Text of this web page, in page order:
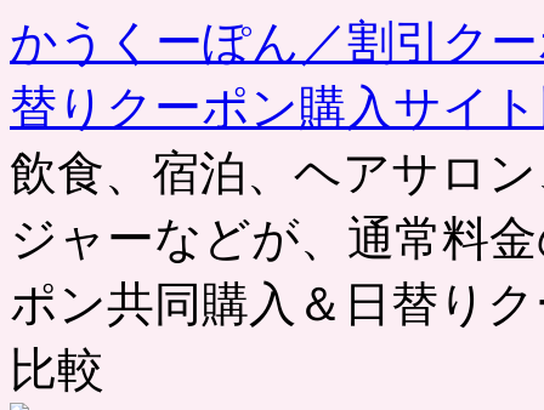
かうくーぽん／割引ク
替りクーポン購入サイ
飲食、宿泊、ヘアサロ
ジャーなどが、通常料
ポン共同購入＆日替り
比較